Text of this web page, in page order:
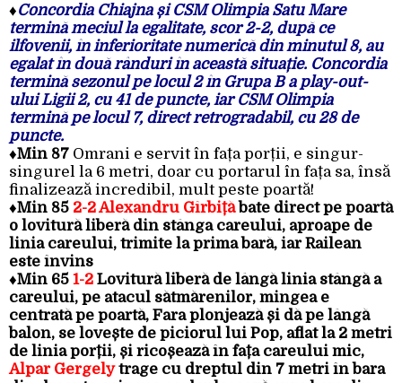
♦Concordia Chiajna și CSM Olimpia Satu Mare
termină meciul la egalitate, scor 2-2, după ce
ilfovenii, în inferioritate numerică din minutul 8, au
egalat în două rânduri în această situație. Concordia
termină sezonul pe locul 2 în Grupa B a play-out-
ului Ligii 2, cu 41 de puncte, iar CSM Olimpia
termină pe locul 7, direct retrogradabil, cu 28 de
puncte.
♦Min 87 Omrani e servit în fața porții, e singur-
singurel la 6 metri, doar cu portarul în fața sa, însă
finalizează incredibil, mult peste poartă!
♦Min 85 2-2 Alexandru Gîrbițăbate direct pe poartă
o lovitură liberă din stânga careului, aproape de
linia careului, trimite la prima bară, iar Railean
este învins
♦Min 65 1-2 Lovitură liberă de lângă linia stângă a
careului, pe atacul sătmărenilor, mingea e
centrată pe poartă, Fara plonjează și dă pe lângă
balon, se lovește de piciorul lui Pop, aflat la 2 metri
de linia porții, și ricoșează în fața careului mic,
Alpar Gergelytrage cu dreptul din 7 metri în bara